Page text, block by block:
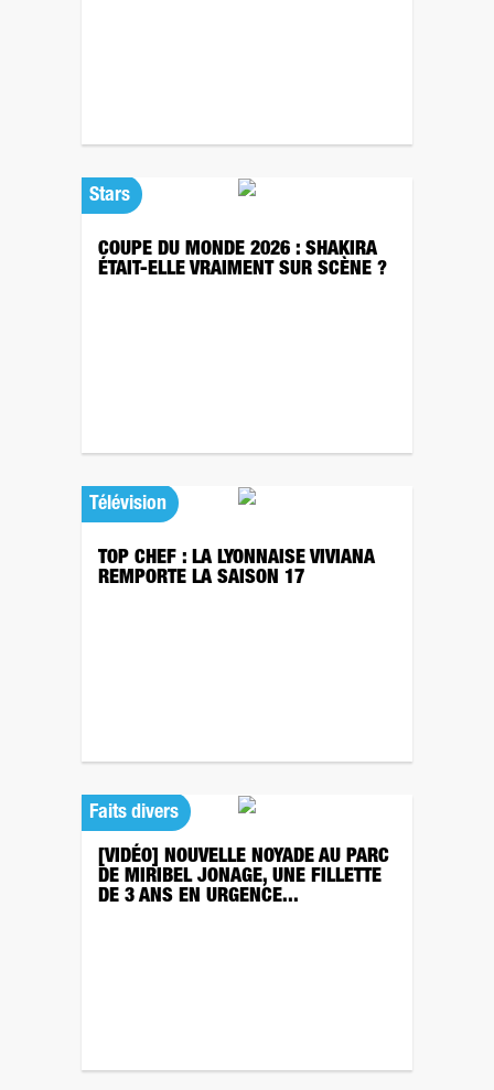
Stars
COUPE DU MONDE 2026 : SHAKIRA
ÉTAIT-ELLE VRAIMENT SUR SCÈNE ?
Télévision
TOP CHEF : LA LYONNAISE VIVIANA
REMPORTE LA SAISON 17
Faits divers
[VIDÉO] NOUVELLE NOYADE AU PARC
DE MIRIBEL JONAGE, UNE FILLETTE
DE 3 ANS EN URGENCE...